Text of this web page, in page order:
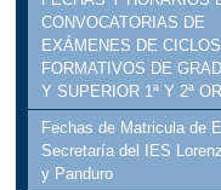
CONVOCATORIAS DE
EXÁMENES DE CICLOS
FORMATIVOS DE
Y SUPERIOR 1ª Y 2ª
Fechas de Matricula de
Secretaría del IES
y Panduro